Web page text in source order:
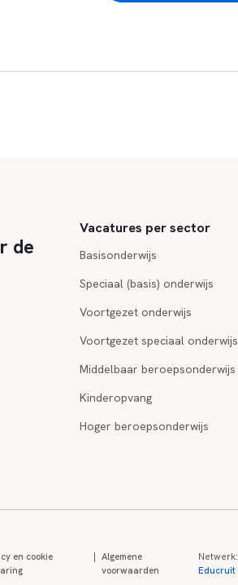
de
Vacatures per sector
Basisonderwijs
Speciaal (basis) onderwijs
Voortgezet onderwijs
Voortgezet speciaal onderwijs
Middelbaar beroepsonderwijs
Kinderopvang
Hoger beroepsonderwijs
en cookie
Algemene
voorwaarden
Netwerk:
Educruit